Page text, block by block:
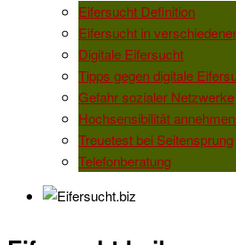
Eifersucht Definition
Eifersucht in
Digitale Eifersucht
Tipps gegen digitale
Gefahr sozialer Netzwerke
Hochsensibilität
Treuetest bei Seitensprung
Telefonberatung